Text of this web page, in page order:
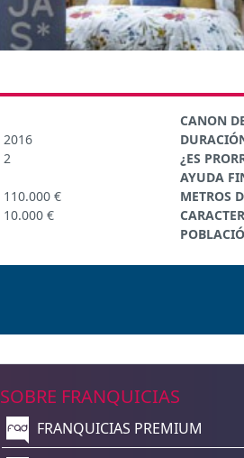
2016
2
110.000 €
10.000 €
CANON
¿ES
AYUDA
METROS
SOBRE FRANQUICIAS
FRANQUICIAS PREMIUM